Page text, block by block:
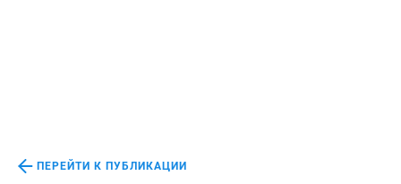
ПЕРЕЙТИ К ПУБЛИКАЦИИ